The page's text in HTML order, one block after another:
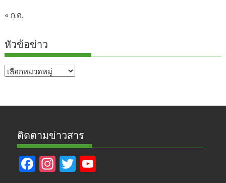
« ก.ค.
หัวข้อข่าว
หัวข้อ
ติดตามข่าวสาร
F In T